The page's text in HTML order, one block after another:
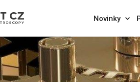
Novinky